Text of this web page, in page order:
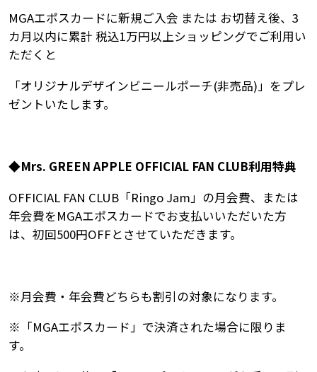
MGAエポスカードに新規ご入会 または お切替え後、3
カ月以内に累計 税込1万円以上ショッピングでご利用い
ただくと
「オリジナルデザインビニールポーチ(非売品)」をプレ
ゼントいたします。
◆Mrs. GREEN APPLE OFFICIAL FAN CLUB利用特典
OFFICIAL FAN CLUB「Ringo Jam」の月会費、または
年会費をMGAエポスカードでお支払いいただいた方
は、初回500円OFFとさせていただきます。
※月会費・年会費どちらも割引の対象になります。
※「MGAエポスカード」で決済された場合に限りま
す。